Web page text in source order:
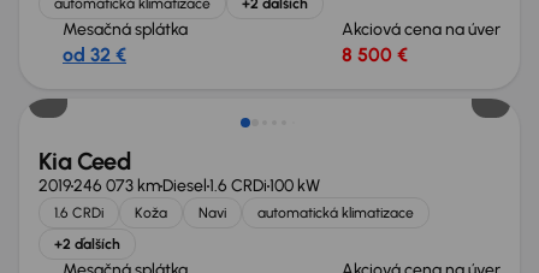
automatická klimatizace +2 ďalších
Mesačná splátka
od 32 €
Akciová cena na úver
8 500 €
Kia Ceed
2019246 073 kmDiesel1.6 CRDi100 kW
1.6 CRDi Koža Navi
automatická klimatizace
+2 ďalších